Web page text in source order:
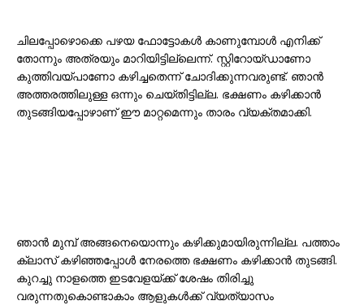
ചിലപ്പോഴൊക്കെ പഴയ ഫോട്ടോകൾ കാണുമ്പോൾ എനിക്ക്
തോന്നും അത്രയും മാറിയിട്ടില്ലെന്ന്. സ്റ്റിറോയ്ഡാണോ
കുത്തിവയ്പാണോ കഴിച്ചതെന്ന് ചോദിക്കുന്നവരുണ്ട്. ഞാൻ
അത്തരത്തിലുള്ള ഒന്നും ചെയ്തിട്ടില്ല. ഭക്ഷണം കഴിക്കാൻ
തുടങ്ങിയപ്പോഴാണ് ഈ മാറ്റമെന്നും താരം വ്യക്തമാക്കി.
ഞാൻ മുമ്പ് അങ്ങനെയൊന്നും കഴിക്കുമായിരുന്നില്ല. പത്താം
ക്ലാസ് കഴിഞ്ഞപ്പോൾ നേരത്തെ ഭക്ഷണം കഴിക്കാൻ തുടങ്ങി.
കുറച്ചു നാളത്തെ ഇടവേളയ്ക്ക് ശേഷം തിരിച്ചു
വരുന്നതുകൊണ്ടാകാം ആളുകൾക്ക് വ്യത്യാസം